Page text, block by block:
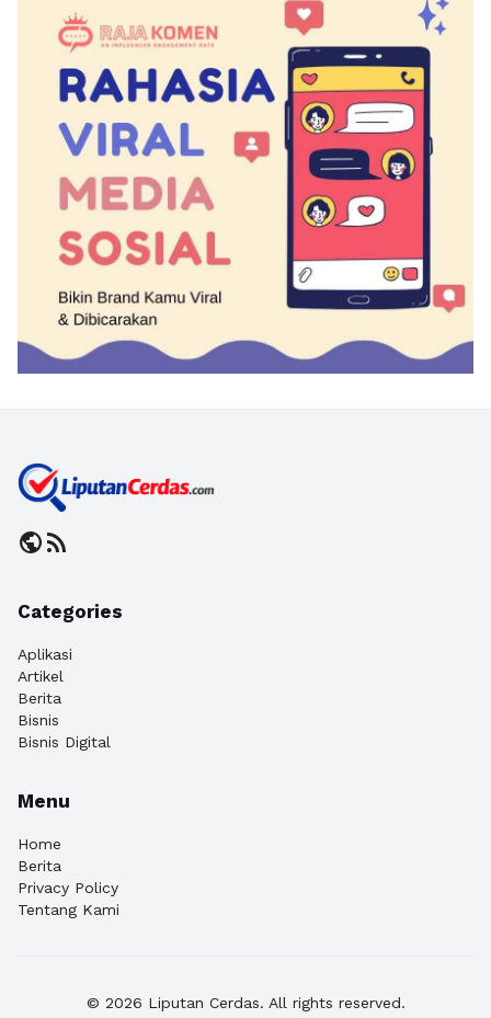
publicrss_feed
Categories
Aplikasi
Artikel
Berita
Bisnis
Bisnis Digital
Menu
Home
Berita
Privacy Policy
Tentang Kami
© 2026 Liputan Cerdas. All rights reserved.